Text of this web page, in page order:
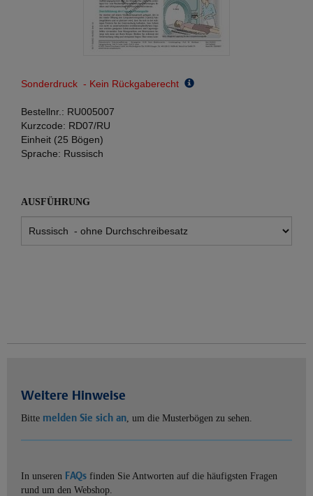
Sonderdruck - Kein Rückgaberecht
Bestellnr.: RU005007
Kurzcode: RD07/RU
Einheit (25 Bögen)
Sprache: Russisch
AUSFÜHRUNG
Weitere Hinweise
Bitte melden Sie sich an, um die Musterbögen zu sehen.
In unseren FAQs finden Sie Antworten auf die häufigsten Fragen
rund um den Webshop.